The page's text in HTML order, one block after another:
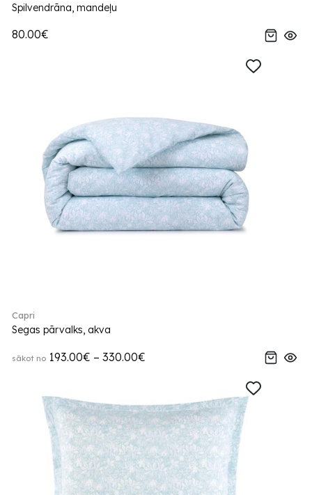
Spilvendrāna, mandeļu
80.00€
Capri
Segas pārvalks, akva
sākot no 193.00€ – 330.00€